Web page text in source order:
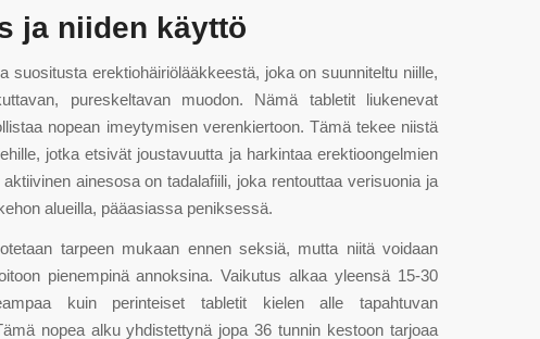
ja niiden käyttö
suositusta erektiohäiriölääkkeestä, joka on suunniteltu niille,
pureskeltavan muodon. Nämä tabletit liukenevat
nopean imeytymisen verenkiertoon. Tämä tekee niistä
jotka etsivät joustavuutta ja harkintaa erektioongelmien
ainesosa on tadalafiili, joka rentouttaa verisuonia ja
alueilla, pääasiassa peniksessä.
tarpeen mukaan ennen seksiä, mutta niitä voidaan
pienempinä annoksina. Vaikutus alkaa yleensä 15-30
kuin perinteiset tabletit kielen alle tapahtuvan
nopea alku yhdistettynä jopa 36 tunnin kestoon tarjoaa